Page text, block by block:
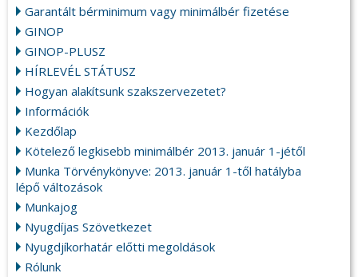
Garantált bérminimum vagy minimálbér fizetése
GINOP
GINOP-PLUSZ
HÍRLEVÉL STÁTUSZ
Hogyan alakítsunk szakszervezetet?
Információk
Kezdőlap
Kötelező legkisebb minimálbér 2013. január 1-jétől
Munka Törvénykönyve: 2013. január 1-től hatályba
lépő változások
Munkajog
Nyugdíjas Szövetkezet
Nyugdjíkorhatár előtti megoldások
Rólunk